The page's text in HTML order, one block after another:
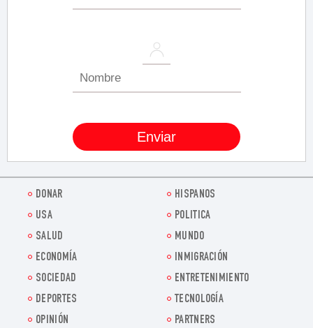
DONAR
HISPANOS
USA
POLITICA
SALUD
MUNDO
ECONOMÍA
INMIGRACIÓN
SOCIEDAD
ENTRETENIMIENTO
DEPORTES
TECNOLOGÍA
OPINIÓN
PARTNERS